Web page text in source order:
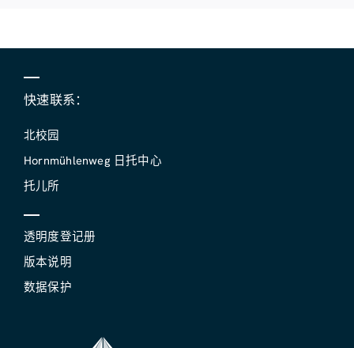
快速联系：
北校园
Hornmühlenweg 日托中心
托儿所
透明度登记册
版本说明
数据保护